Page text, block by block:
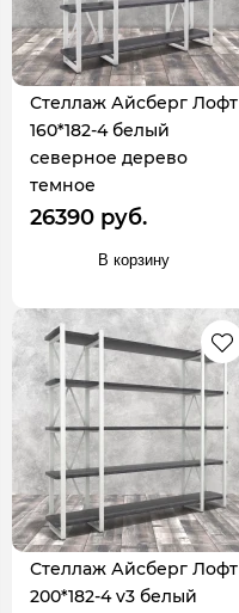
Стеллаж Айсберг Лофт
160*182-4 белый
северное дерево
темное
26390 руб.
В корзину
Стеллаж Айсберг Лофт
200*182-4 v3 белый